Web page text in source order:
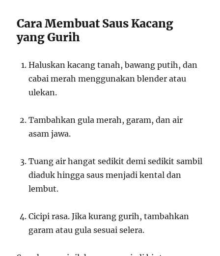
Cara Membuat Saus Kacang
yang Gurih
Haluskan kacang tanah, bawang putih, dan
cabai merah menggunakan blender atau
ulekan.
Tambahkan gula merah, garam, dan air
asam jawa.
Tuang air hangat sedikit demi sedikit sambil
diaduk hingga saus menjadi kental dan
lembut.
Cicipi rasa. Jika kurang gurih, tambahkan
garam atau gula sesuai selera.